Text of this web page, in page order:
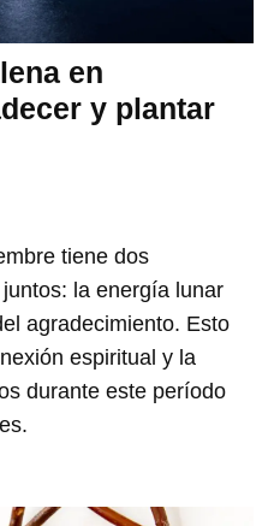
en
y plantar
tiene dos
la energía lunar
agradecimiento. Esto
espiritual y la
durante este período